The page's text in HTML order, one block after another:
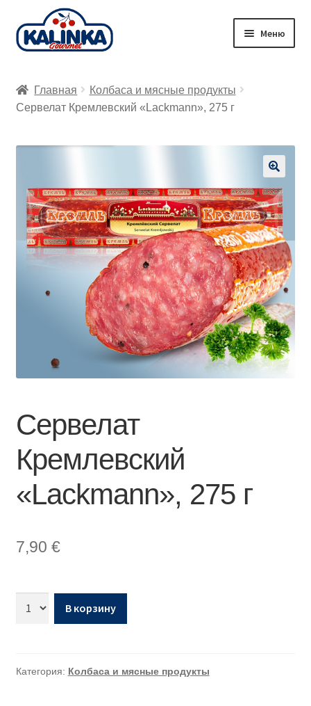
Перейти
к
Перейти
к
Меню
Заказ онлайн
Магазины
Корзина
Главная
Колбаса и мясные продукты
Сервелат Кремлевский «Lackmann», 275 г
🔍
Сервелат
Кремлевский
«Lackmann», 275 г
7,90 €
В корзину
Категория: Колбаса и мясные продукты